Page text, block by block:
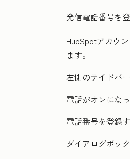
発信電話番号を
HubSpotアカウ
ます。
左側のサイドバ
電話がオンにな
電話番号を登録
ダイアログボッ